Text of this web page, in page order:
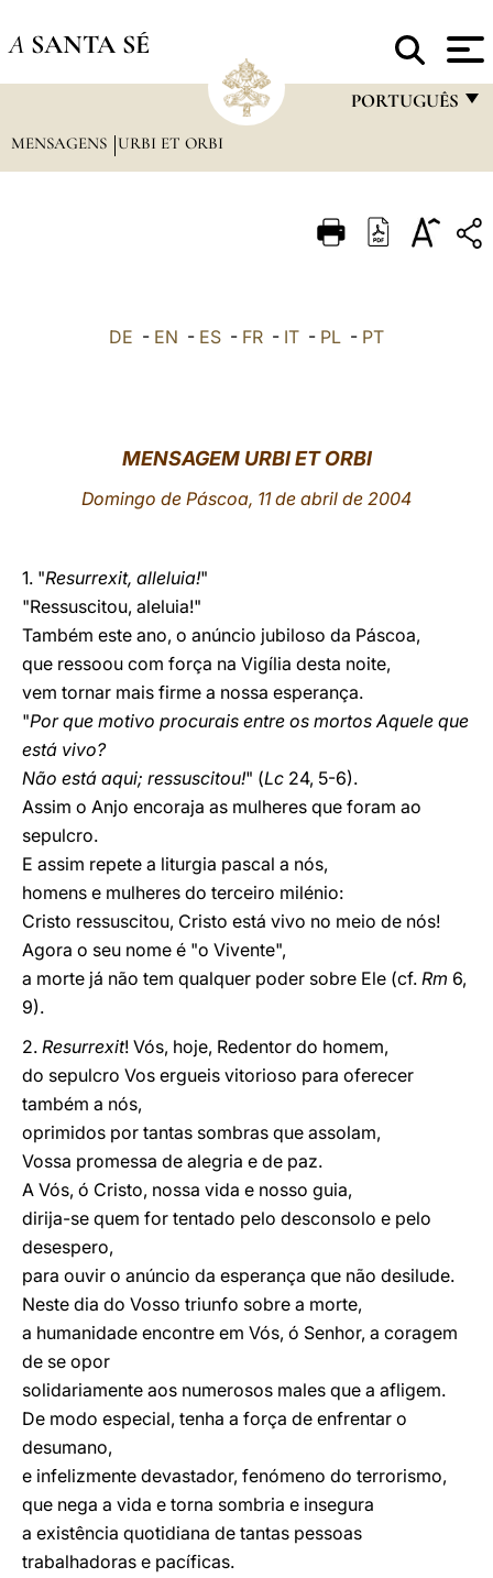
A SANTA SÉ
PORTUGUÊS
ITALIANO
中文
MENSAGENS URBI ET ORBI
DE - EN - ES - FR - IT - PL - PT
MENSAGEM URBI ET ORBI
Domingo de Páscoa, 11 de abril de 2004
1. "Resurrexit, alleluia!"
"Ressuscitou, aleluia!"
Também este ano, o anúncio jubiloso da Páscoa,
que ressoou com força na Vigília desta noite,
vem tornar mais firme a nossa esperança.
"Por que motivo procurais entre os mortos Aquele que
está vivo?
Não está aqui; ressuscitou!" (Lc 24, 5-6).
Assim o Anjo encoraja as mulheres que foram ao
sepulcro.
E assim repete a liturgia pascal a nós,
homens e mulheres do terceiro milénio:
Cristo ressuscitou, Cristo está vivo no meio de nós!
Agora o seu nome é "o Vivente",
a morte já não tem qualquer poder sobre Ele (cf. Rm 6,
9).
2. Resurrexit! Vós, hoje, Redentor do homem,
do sepulcro Vos ergueis vitorioso para oferecer
também a nós,
oprimidos por tantas sombras que assolam,
Vossa promessa de alegria e de paz.
A Vós, ó Cristo, nossa vida e nosso guia,
dirija-se quem for tentado pelo desconsolo e pelo
desespero,
para ouvir o anúncio da esperança que não desilude.
Neste dia do Vosso triunfo sobre a morte,
a humanidade encontre em Vós, ó Senhor, a coragem
de se opor
solidariamente aos numerosos males que a afligem.
De modo especial, tenha a força de enfrentar o
desumano,
e infelizmente devastador, fenómeno do terrorismo,
que nega a vida e torna sombria e insegura
a existência quotidiana de tantas pessoas
trabalhadoras e pacíficas.